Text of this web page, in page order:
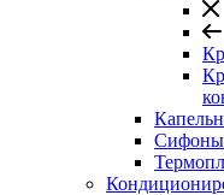
Сифоны